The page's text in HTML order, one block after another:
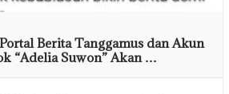
Berita Tanggamus dan Akun
“Adelia Suwon” Akan …